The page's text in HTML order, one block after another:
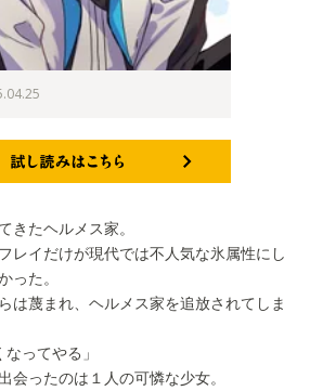
きたヘルメス家。
レイだけが現代では不人気な氷属性にし
った。
は蔑まれ、ヘルメス家を追放されてしま
ってやる」
会ったのは１人の可憐な少女。